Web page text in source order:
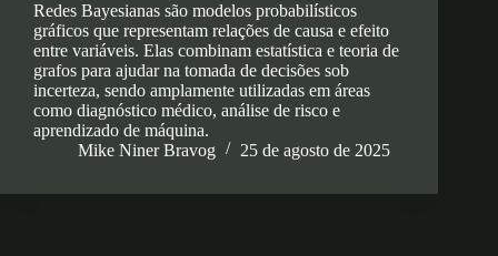
Redes Bayesianas são modelos probabilísticos
gráficos que representam relações de causa e efeito
entre variáveis. Elas combinam estatística e teoria de
grafos para ajudar na tomada de decisões sob
incerteza, sendo amplamente utilizadas em áreas
como diagnóstico médico, análise de risco e
aprendizado de máquina.
Mike Niner Bravog
25 de agosto de 2025